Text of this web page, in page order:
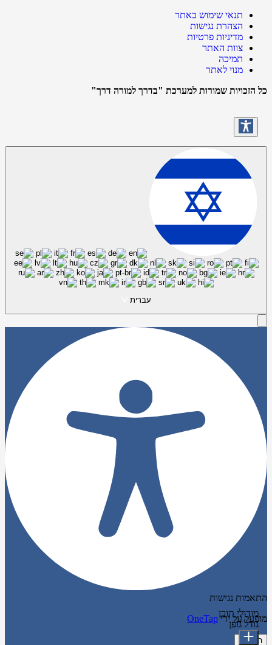
תנאי שימוש באתר
הצהרת נגישות
מדיניות פרטיות
צוות האתר
תמיכה
מנוי לאתר
כל הזכויות שמורות למערכת "בדרך למורה דרך"
עברית
התאמות נגישות
מופעל על ידי OneTap
הצהרה
מודולי תוכן
גודל גופן